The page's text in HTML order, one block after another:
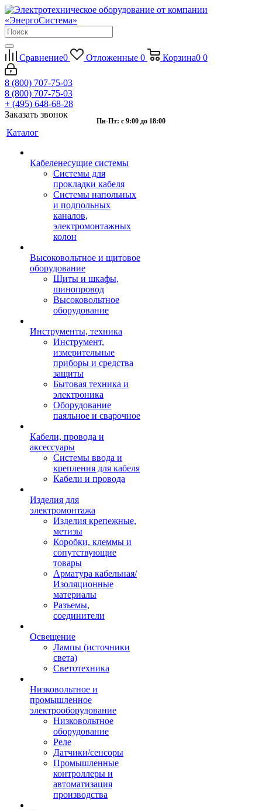
Сравнение0 Отложенные 0 Корзина0 0
8 (800) 707-75-03
8 (800) 707-75-03
+ (495) 648-68-28
Заказать звонок
Пн-Пт: с 9:00 до 18:00
Каталог
Кабеленесущие системы
Системы для
прокладки кабеля
Системы напольных
и подпольных
каналов,
электромонтажных
колон
Высоковольтное и щитовое
оборудование
Щиты и шкафы,
шинопровод
Высоковольтное
оборудование
Инструменты, техника
Инструмент,
измерительные
приборы и средства
защиты
Бытовая техника и
электроника
Оборудование
паяльное и сварочное
Кабели, провода и
аксессуары
Системы ввода и
крепления для кабеля
Кабели и провода
Изделия для
электромонтажа
Изделия крепежные,
метизы
Коробки, клеммы и
сопутствующие
товары
Арматура кабельная/
Изоляционные
материалы
Разъемы,
соединители
Освещение
Лампы (источники
света)
Светотехника
Низковольтное и
промышленное
электрооборудование
Низковольтное
оборудование
Реле
Датчики/сенсоры
Промышленные
контроллеры и
автоматизация
производства